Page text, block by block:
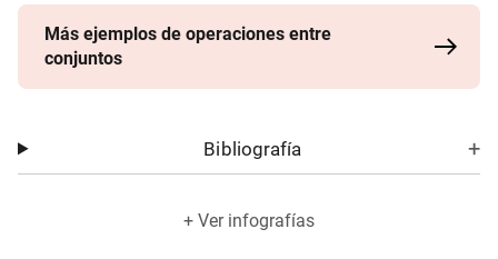
Más ejemplos de operaciones entre
conjuntos
Bibliografía
+ Ver infografías